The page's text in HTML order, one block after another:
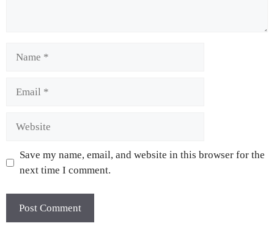
Save my name, email, and website in this browser for the
next time I comment.